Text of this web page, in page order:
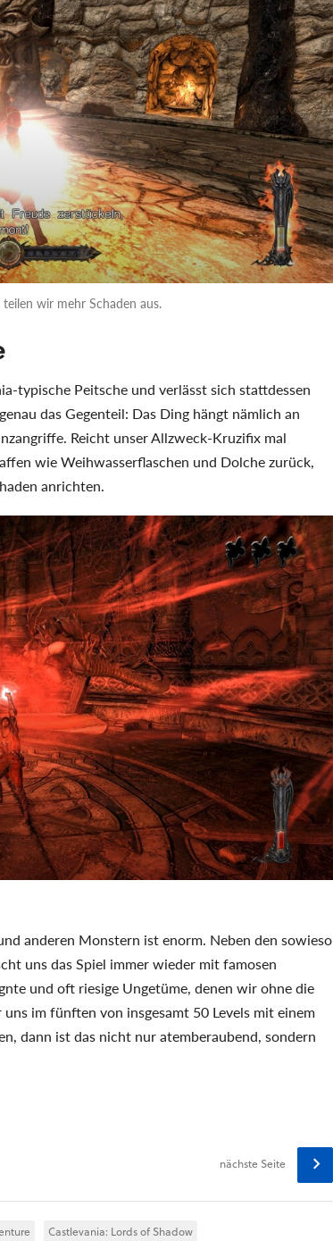
wir mehr Schaden aus.
typische Peitsche und verlässt sich stattdessen
das Gegenteil: Das Ding hängt nämlich an
Reicht unser Allzweck-Kruzifix mal
wie Weihwasserflaschen und Dolche zurück,
anrichten.
anderen Monstern ist enorm. Neben den sowieso
uns das Spiel immer wieder mit famosen
und oft riesige Ungetüme, denen wir ohne die
im fünften von insgesamt 50 Levels mit einem
dann ist das nicht nur atemberaubend, sondern
nächste Seite
Castlevania: Lords of Shadow